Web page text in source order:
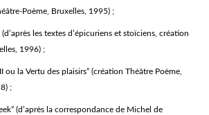
Poème, Bruxelles, 1995) ;
(d’après les textes d’épicuriens et stoïciens, création
1996) ;
ou la Vertu des plaisirs” (création Théâtre Poème,
;
(d’après la correspondance de Michel de